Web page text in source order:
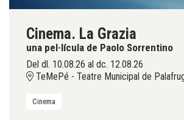
Cinema. La Grazia
una pel·lícula de Paolo Sorrentino
Del dl. 10.08.26 al dc. 12.08.26
TeMePé - Teatre Municipal de
Cinema